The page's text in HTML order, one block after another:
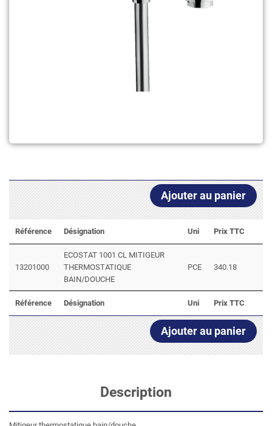
Ajouter au panier
Référence Désignation Uni Prix TTC
Référence Désignation Uni Prix TTC
13201000
ECOSTAT 1001 CL MITIGEUR
THERMOSTATIQUE
BAIN/DOUCHE
PCE 340.18
Ajouter au panier
Description